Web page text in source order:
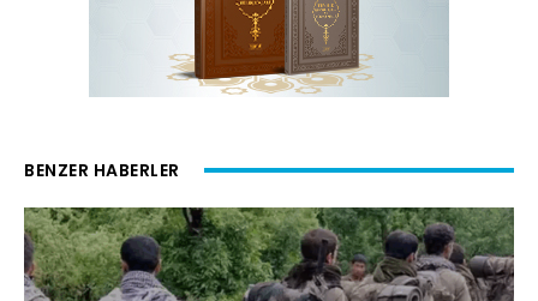
BENZER HABERLER